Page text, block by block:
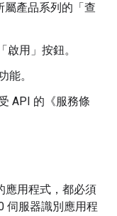
屬產品系列的「查
用」 按鈕。
能。
API 的《服務條
應用程式，都必須
伺服器識別應用程